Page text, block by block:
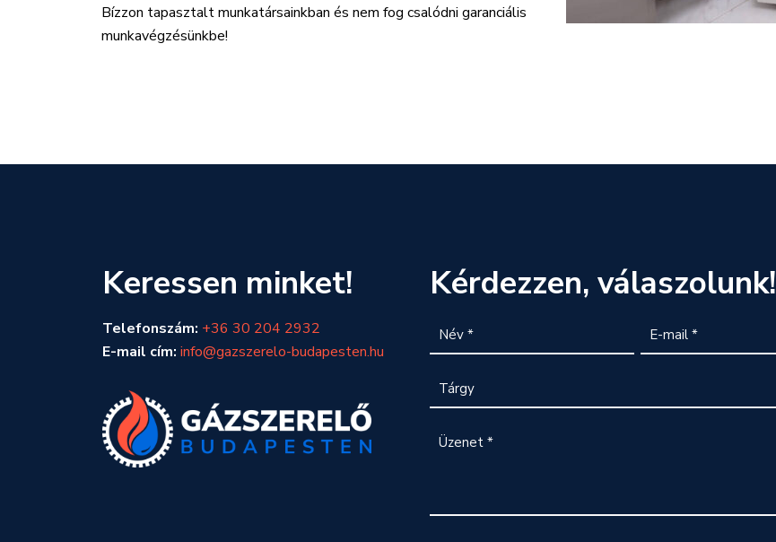
Bízzon tapasztalt munkatársainkban és nem fog csalódni garanciális
munkavégzésünkbe!
Keressen minket!
Telefonszám: +36 30 204 2932
E-mail cím: info@gazszerelo-budapesten.hu
Kérdezzen, válaszolunk!